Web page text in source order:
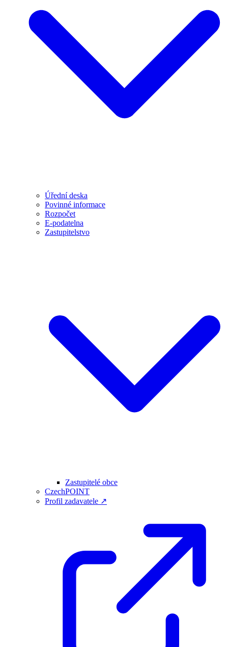
Úřední deska
Povinné informace
Rozpočet
E-podatelna
Zastupitelstvo
Zastupitelé obce
CzechPOINT
Profil zadavatele ↗